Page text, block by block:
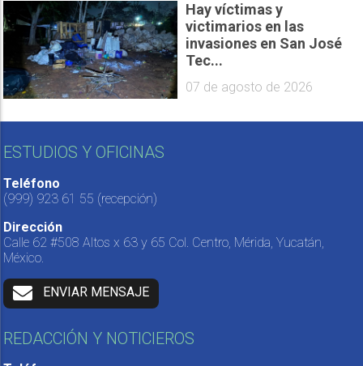
Hay víctimas y
victimarios en las
invasiones en San José
Tec...
07 de agosto de 2026
ESTUDIOS Y OFICINAS
Teléfono
(999) 923 61 55 (recepción)
Dirección
Calle 62 #508 Altos x 63 y 65 Col. Centro, Mérida, Yucatán,
México.
ENVIAR MENSAJE
REDACCIÓN Y NOTICIEROS